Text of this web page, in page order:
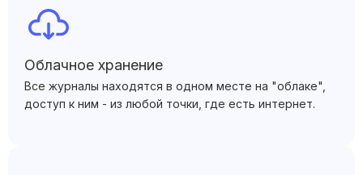
Облачное хранение
Все журналы находятся в одном месте на "облаке",
доступ к ним - из любой точки, где есть интернет.